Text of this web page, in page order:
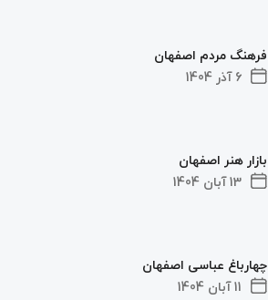
6 آذر 1404
فرهنگ مردم اصفهان
13 آبان 1404
بازار هنر اصفهان
11 آبان 1404
چهارباغ عباسی اصفهان